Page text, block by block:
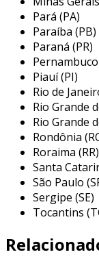
principais
mecânicos
os selos
aplicações
setores. sua
indispensáveis
eficiente em
principais
dispositivos
indústria
processos
químicos
e
indústria
Pará (PA)
Paraíba (PB)
Paraná (PR)
Pernambuco
Piauí (PI)
Rio de
Rio Grande
Rio Grande
Rondônia
Roraima (RR)
Santa
São Paulo
Sergipe (SE)
Tocantins